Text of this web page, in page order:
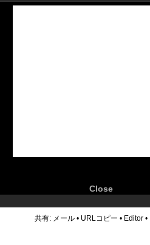
Close
共有: メール • URLコピー • Editor •